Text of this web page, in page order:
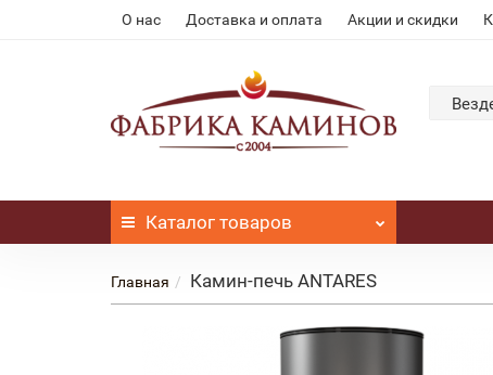
О нас Доставка и оплата Акции и скидки
Каталог товаров
Главная Камин-печь ANTARES